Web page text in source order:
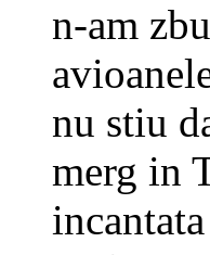
n-am
nu stiu
merg in